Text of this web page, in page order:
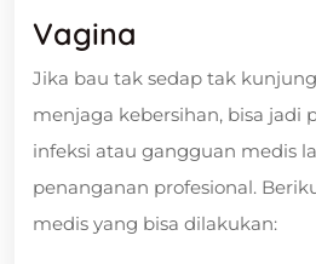
Vagina
Jika bau tak sedap tak
menjaga kebersihan, bisa jadi
infeksi atau gangguan medis
penanganan profesional.
medis yang bisa dilakukan: